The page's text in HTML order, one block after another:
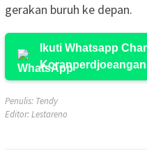
gerakan buruh ke depan.
Ikuti Whatsapp
Penulis: Tendy
Editor: Lestareno